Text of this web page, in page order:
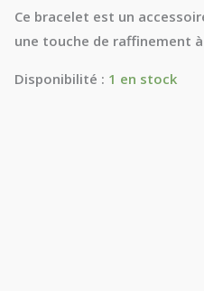
Ce bracelet est un
une touche de raffinement
Disponibilité : 1 en stock